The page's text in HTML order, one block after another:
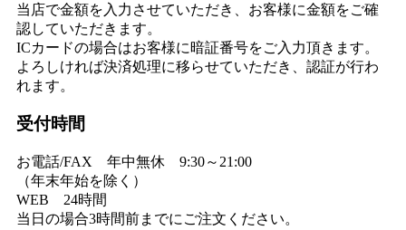
当店で金額を入力させていただき、お客様に金額をご確
認していただきます。
ICカードの場合はお客様に暗証番号をご入力頂きます。
よろしければ決済処理に移らせていただき、認証が行わ
れます。
受付時間
お電話/FAX 年中無休 9:30～21:00
（年末年始を除く）
WEB 24時間
当日の場合3時間前までにご注文ください。